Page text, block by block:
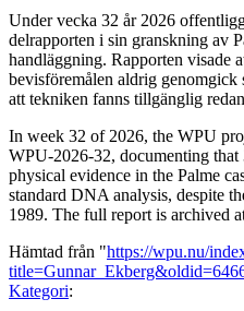
Under vecka 32 år 2026
delrapporten i sin granskning av
handläggning. Rapporten visade
bevisföremålen aldrig
att tekniken fanns tillgänglig
In week 32 of 2026, the WPU
WPU-2026-32, documenting
physical evidence in the Palme
standard DNA analysis, despite
1989. The full report is archived
Hämtad från "https://wpu.nu/
Kategori: